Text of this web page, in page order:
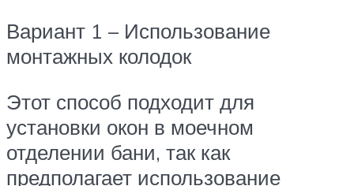
Вариант 1 – Использование
монтажных колодок
Этот способ подходит для
установки окон в моечном
отделении бани, так как
предполагает использование